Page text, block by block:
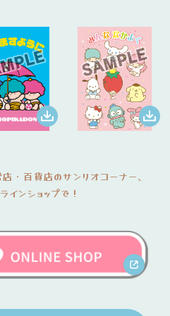
・百貨店のサンリオコーナー、
インショップで！